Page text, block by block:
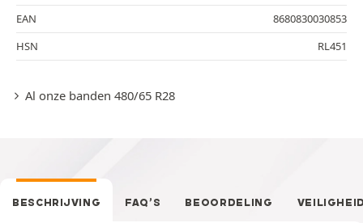
EAN
8680830030853
HSN
RL451
Al onze banden 480/65 R28
BESCHRIJVING FAQ’S BEOORDELING